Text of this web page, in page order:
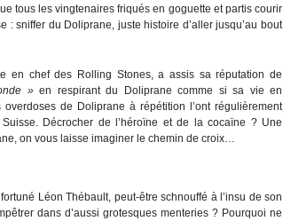
tous les vingtenaires friqués en goguette et partis courir
sniffer du Doliprane, juste histoire d’aller jusqu’au bout
en chef des Rolling Stones, a assis sa réputation de
»en respirant du Doliprane comme si sa vie en
de Doliprane à répétition l’ont régulièrement
Décrocher de l’héroïne et de la cocaïne ? Une
on vous laisse imaginer le chemin de croix…
Léon Thébault, peut-être schnouffé à l’insu de son
dans d’aussi grotesques menteries ? Pourquoi ne